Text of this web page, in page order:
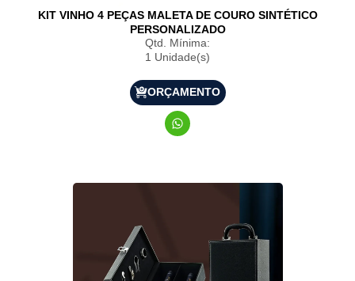
KIT VINHO 4 PEÇAS MALETA DE COURO SINTÉTICO
PERSONALIZADO
Qtd. Mínima:
1 Unidade(s)
ORÇAMENTO